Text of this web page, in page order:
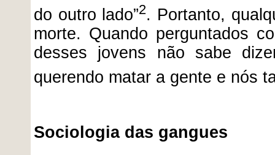
do outro lado”2. Portanto,
morte. Quando perguntados
desses jovens não sabe
querendo matar a gente e nós
Sociologia das gangues